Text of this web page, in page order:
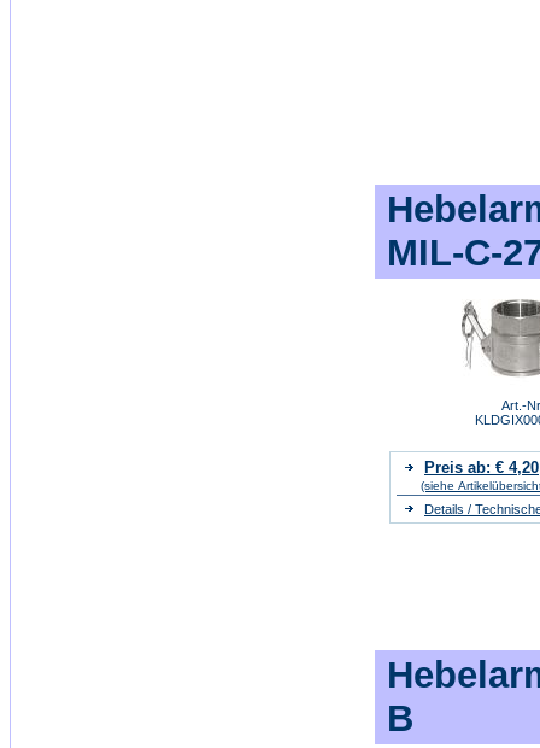
MIL-C-
Art.-
Preis ab: € 4,20
(siehe
Details /
B